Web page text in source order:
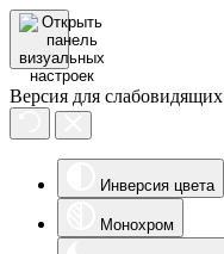
Версия для слабовидящих
Инверсия цвета
Монохром